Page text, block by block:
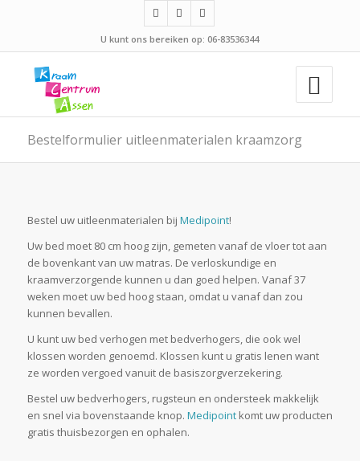
U kunt ons bereiken op: 06-83536344
Bestelformulier uitleenmaterialen kraamzorg
Bestel uw uitleenmaterialen bij Medipoint!
Uw bed moet 80 cm hoog zijn, gemeten vanaf de vloer tot aan
de bovenkant van uw matras. De verloskundige en
kraamverzorgende kunnen u dan goed helpen. Vanaf 37
weken moet uw bed hoog staan, omdat u vanaf dan zou
kunnen bevallen.
U kunt uw bed verhogen met bedverhogers, die ook wel
klossen worden genoemd. Klossen kunt u gratis lenen want
ze worden vergoed vanuit de basiszorgverzekering.
Bestel uw bedverhogers, rugsteun en ondersteek makkelijk
en snel via bovenstaande knop. Medipoint komt uw producten
gratis thuisbezorgen en ophalen.